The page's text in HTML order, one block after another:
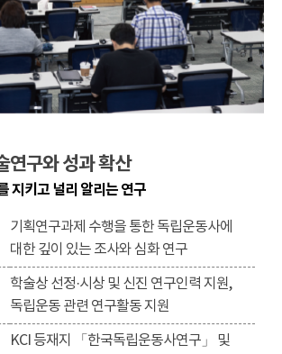
연구와 성과 확산
지키고 널리 알리는 연구
기획연구과제 수행을 통한 독립운동사에
대한 깊이 있는 조사와 심화 연구
학술상 선정·시상 및 신진 연구인력 지원,
독립운동 관련 연구활동 지원
KCI 등재지 「한국독립운동사연구」 및